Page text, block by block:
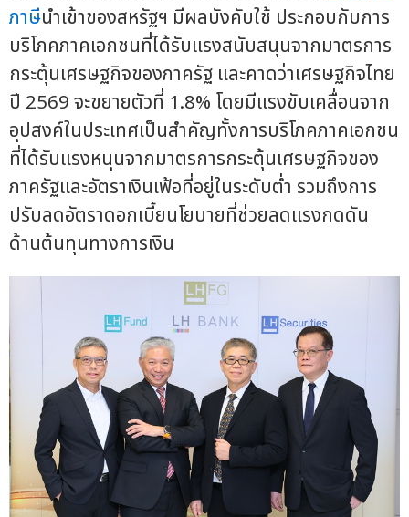
ภาษีนำเข้าของสหรัฐฯ มีผลบังคับใช้ ประกอบกับการ
บริโภคภาคเอกชนที่ได้รับแรงสนับสนุนจากมาตรการ
กระตุ้นเศรษฐกิจของภาครัฐ และคาดว่าเศรษฐกิจไทย
ปี 2569 จะขยายตัวที่ 1.8% โดยมีแรงขับเคลื่อนจาก
อุปสงค์ในประเทศเป็นสำคัญทั้งการบริโภคภาคเอกชน
ที่ได้รับแรงหนุนจากมาตรการกระตุ้นเศรษฐกิจของ
ภาครัฐและอัตราเงินเฟ้อที่อยู่ในระดับต่ำ รวมถึงการ
ปรับลดอัตราดอกเบี้ยนโยบายที่ช่วยลดแรงกดดัน
ด้านต้นทุนทางการเงิน